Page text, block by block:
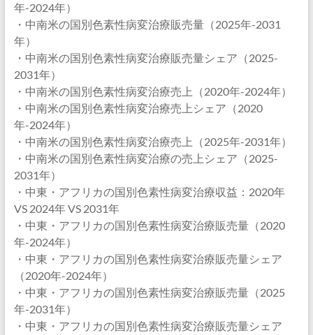
年-2024年）
・中南米の国別色素性病変治療販売量（2025年-2031
年）
・中南米の国別色素性病変治療販売量シェア（2025-
2031年）
・中南米の国別色素性病変治療売上（2020年-2024年）
・中南米の国別色素性病変治療売上シェア（2020
年-2024年）
・中南米の国別色素性病変治療売上（2025年-2031年）
・中南米の国別色素性病変治療の売上シェア（2025-
2031年）
・中東・アフリカの国別色素性病変治療収益：2020年
VS 2024年 VS 2031年
・中東・アフリカの国別色素性病変治療販売量（2020
年-2024年）
・中東・アフリカの国別色素性病変治療販売量シェア
（2020年-2024年）
・中東・アフリカの国別色素性病変治療販売量（2025
年-2031年）
・中東・アフリカの国別色素性病変治療販売量シェア